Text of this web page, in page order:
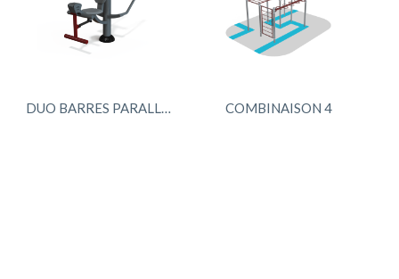
DUO BARRES PARALLELES QUADRISEAT COMBINAISON 4